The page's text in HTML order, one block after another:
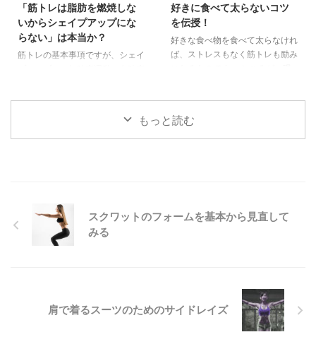
とデメリットをわかりやすく解説
し、どんな人におすすめか、注意
点まで詳しく紹介します。 ふく
らはぎの筋肉とは？ ふくらはぎ
り、見た目に影響しやすい ヒラ
めるという事実もあるのですが、
一方で高血圧は事故の時のリスク
が高いのが玉に瑕です。 高血圧
は血圧そのものが問題というよ
「筋トレは脂肪を燃焼しな
いからシェイプアップにな
らない」は本当か？
筋トレの基本事項ですが、シェイ
好きに食べて太らないコツ
を伝授！
好きな食べ物を食べて太らなけれ
ば、ストレスもなく筋トレも励み
てみたいと思います。 何を食べ
ても太らない体質になれるか？
ようなものは、もしかして太りに
くいのかもしれませんが、わざわ
もっと読む
スクワットのフォームを基本から見直して
みる
肩で着るスーツのためのサイドレイズ